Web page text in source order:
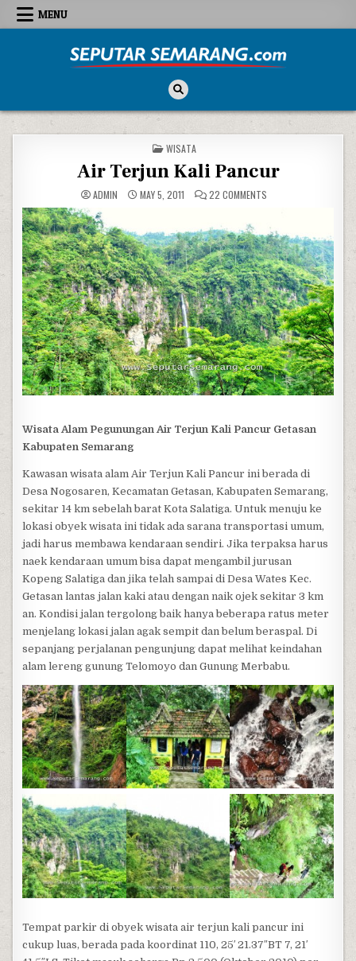
Skip to content
MENU
POSTED IN
WISATA
Air Terjun Kali Pancur
ADMIN MAY 5, 2011 22 COMMENTS
Wisata Alam Pegunungan Air Terjun Kali Pancur Getasan
Kabupaten Semarang
Kawasan wisata alam Air Terjun Kali Pancur ini berada di
Desa Nogosaren, Kecamatan Getasan, Kabupaten Semarang,
sekitar 14 km sebelah barat Kota Salatiga. Untuk menuju ke
lokasi obyek wisata ini tidak ada sarana transportasi umum,
jadi harus membawa kendaraan sendiri. Jika terpaksa harus
naek kendaraan umum bisa dapat mengambil jurusan
Kopeng Salatiga dan jika telah sampai di Desa Wates Kec.
Getasan lantas jalan kaki atau dengan naik ojek sekitar 3 km
an. Kondisi jalan tergolong baik hanya beberapa ratus meter
menjelang lokasi jalan agak sempit dan belum beraspal. Di
sepanjang perjalanan pengunjung dapat melihat keindahan
alam lereng gunung Telomoyo dan Gunung Merbabu.
Tempat parkir di obyek wisata air terjun kali pancur ini
cukup luas, berada pada koordinat 110, 25′ 21.37″BT 7, 21′